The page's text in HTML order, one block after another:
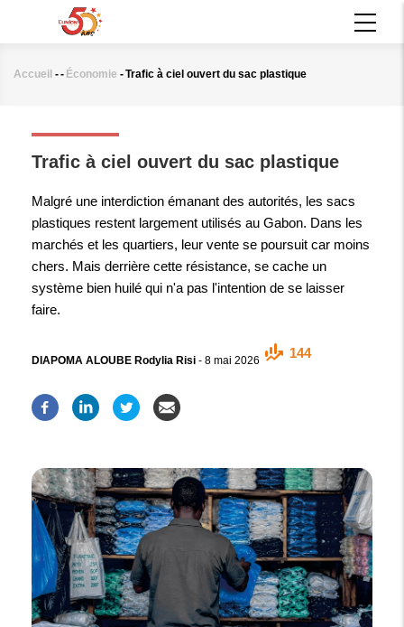
principal
Fil
Accueil -- Économie -Trafic à ciel ouvert du sac plastique
Trafic à ciel ouvert du sac plastique
Malgré une interdiction émanant des autorités, les sacs
plastiques restent largement utilisés au Gabon. Dans les
marchés et les quartiers, leur vente se poursuit car moins
chers. Mais derrière cette résistance, se cache un
système bien huilé qui n'a pas l'intention de se laisser
faire.
DIAPOMA ALOUBE Rodylia Risi - 8 mai 2026
144